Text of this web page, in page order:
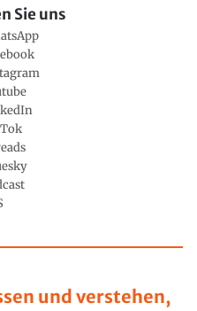
und verstehen,
Sie uns